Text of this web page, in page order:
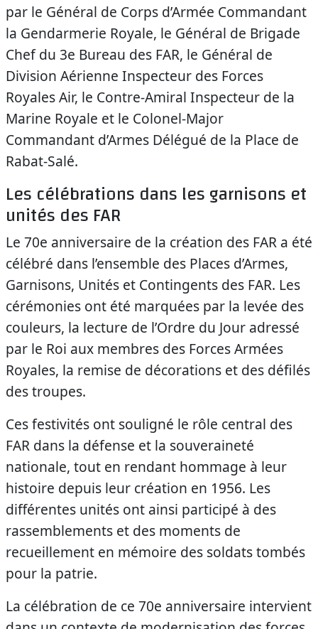
par le Général de Corps d’Armée Commandant
la Gendarmerie Royale, le Général de Brigade
Chef du 3e Bureau des FAR, le Général de
Division Aérienne Inspecteur des Forces
Royales Air, le Contre-Amiral Inspecteur de la
Marine Royale et le Colonel-Major
Commandant d’Armes Délégué de la Place de
Rabat-Salé.
Les célébrations dans les garnisons et
unités des FAR
Le 70e anniversaire de la création des FAR a été
célébré dans l’ensemble des Places d’Armes,
Garnisons, Unités et Contingents des FAR. Les
cérémonies ont été marquées par la levée des
couleurs, la lecture de l’Ordre du Jour adressé
par le Roi aux membres des Forces Armées
Royales, la remise de décorations et des défilés
des troupes.
Ces festivités ont souligné le rôle central des
FAR dans la défense et la souveraineté
nationale, tout en rendant hommage à leur
histoire depuis leur création en 1956. Les
différentes unités ont ainsi participé à des
rassemblements et des moments de
recueillement en mémoire des soldats tombés
pour la patrie.
La célébration de ce 70e anniversaire intervient